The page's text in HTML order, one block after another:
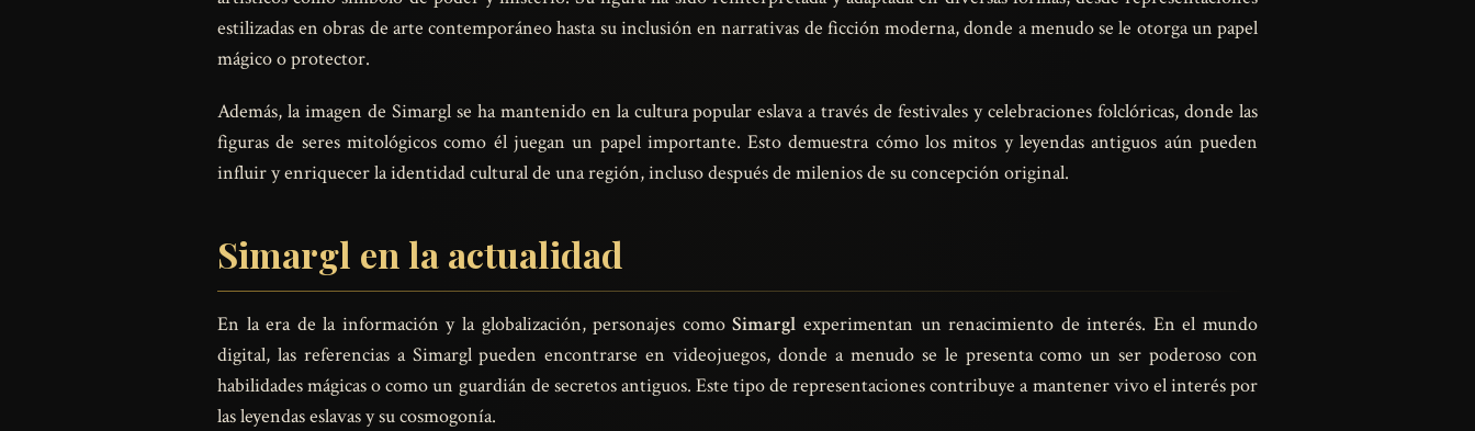
estilizadas en obras de arte contemporáneo hasta su inclusión en narrativas de ficción moderna, donde a menudo se le otorga un papel
mágico o protector.
Además, la imagen de Simargl se ha mantenido en la cultura popular eslava a través de festivales y celebraciones folclóricas, donde las
figuras de seres mitológicos como él juegan un papel importante. Esto demuestra cómo los mitos y leyendas antiguos aún pueden
influir y enriquecer la identidad cultural de una región, incluso después de milenios de su concepción original.
Simargl en la actualidad
En la era de la información y la globalización, personajes comoSimargl experimentan un renacimiento de interés. En el mundo
digital, las referencias a Simargl pueden encontrarse en videojuegos, donde a menudo se le presenta como un ser poderoso con
habilidades mágicas o como un guardián de secretos antiguos. Este tipo de representaciones contribuye a mantener vivo el interés por
las leyendas eslavas y su cosmogonía.